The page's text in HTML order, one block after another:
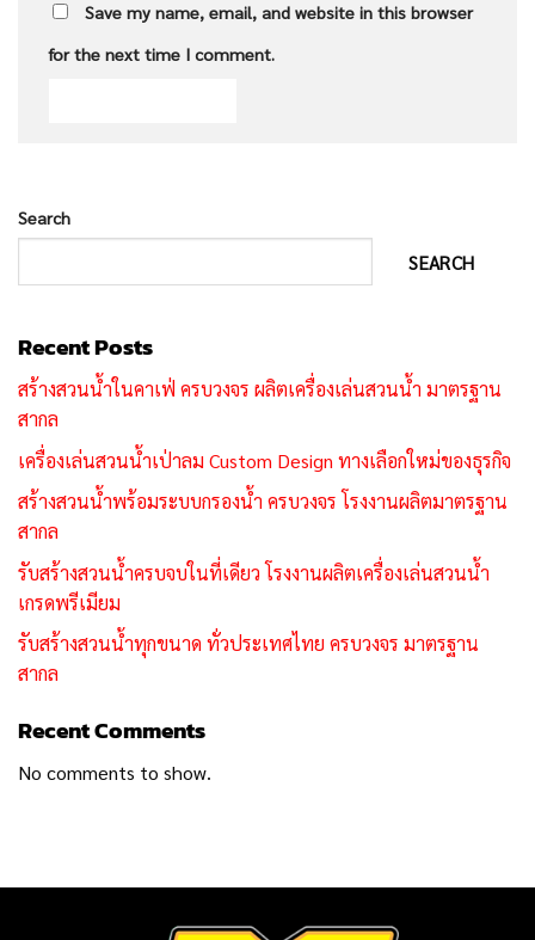
Save my name, email, and website in this browser
for the next time I comment.
Search
SEARCH
Recent Posts
สร้างสวนน้ำในคาเฟ่ ครบวงจร ผลิตเครื่องเล่นสวนน้ำ มาตรฐาน
สากล
เครื่องเล่นสวนน้ำเป่าลม Custom Design ทางเลือกใหม่ของธุรกิจ
สร้างสวนน้ำพร้อมระบบกรองน้ำ ครบวงจร โรงงานผลิตมาตรฐาน
สากล
รับสร้างสวนน้ำครบจบในที่เดียว โรงงานผลิตเครื่องเล่นสวนน้ำ
เกรดพรีเมียม
รับสร้างสวนน้ำทุกขนาด ทั่วประเทศไทย ครบวงจร มาตรฐาน
สากล
Recent Comments
No comments to show.